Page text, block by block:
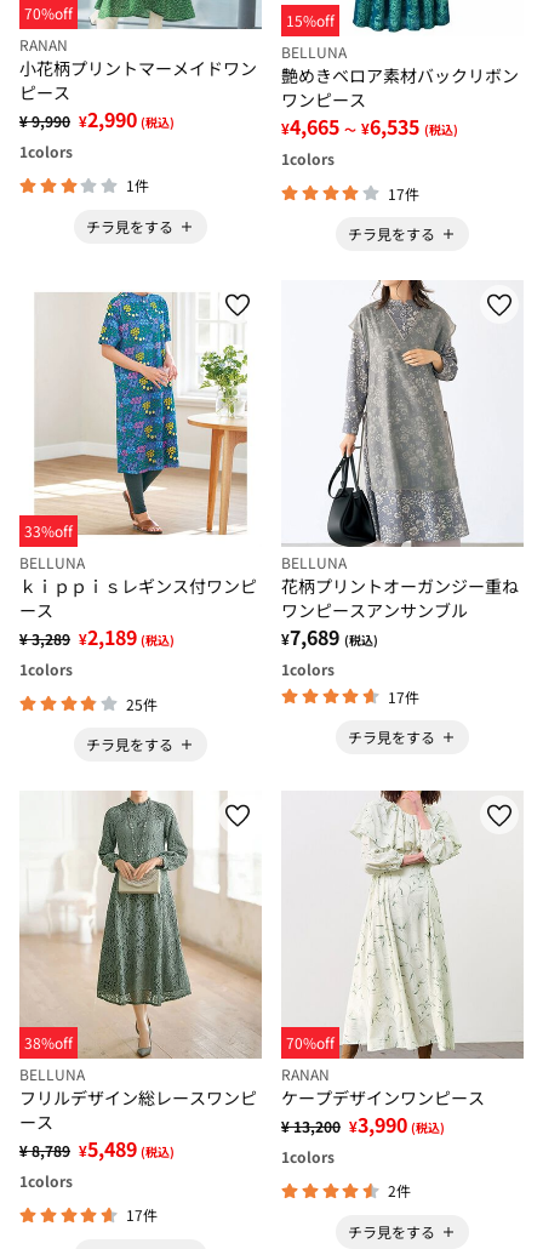
70%off
RANAN
小花柄プリントマーメイドワン
ピース
¥ 9,990 ¥2,990 (税込)
1colors
1件
チラ見をする
15%off
BELLUNA
艶めきベロア素材バックリボン
ワンピース
¥4,665 ～ ¥6,535 (税込)
1colors
17件
チラ見をする
33%off
BELLUNA
ｋｉｐｐｉｓレギンス付ワンピ
ース
¥ 3,289 ¥2,189 (税込)
1colors
25件
チラ見をする
BELLUNA
花柄プリントオーガンジー重ね
ワンピースアンサンブル
¥7,689 (税込)
1colors
17件
チラ見をする
38%off
BELLUNA
フリルデザイン総レースワンピ
ース
¥ 8,789 ¥5,489 (税込)
1colors
17件
70%off
RANAN
ケープデザインワンピース
¥ 13,200 ¥3,990 (税込)
1colors
2件
チラ見をする